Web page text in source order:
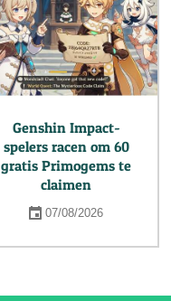
Genshin Impact-
spelers racen om 60
gratis Primogems te
claimen
07/08/2026